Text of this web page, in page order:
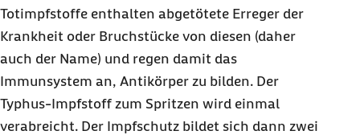
Totimpfstoffe enthalten abgetötete Erreger der
Krankheit oder Bruchstücke von diesen (daher
auch der Name) und regen damit das
Immunsystem an, Antikörper zu bilden. Der
Typhus-Impfstoff zum Spritzen wird einmal
verabreicht. Der Impfschutz bildet sich dann zwei